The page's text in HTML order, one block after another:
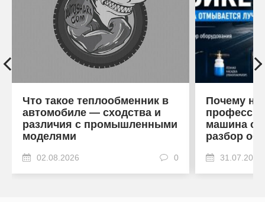
Что такое теплообменник в
автомобиле — сходства и
различия с промышленными
моделями
02.08.2026 0
Почему на
машина
разбор
31.07.2026